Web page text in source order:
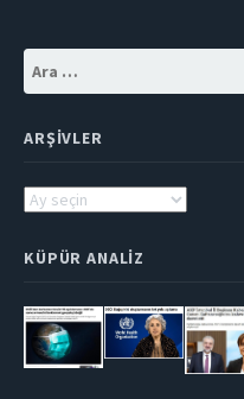
ARŞIVLER
Arşivler
KÜPÜR ANALIZ